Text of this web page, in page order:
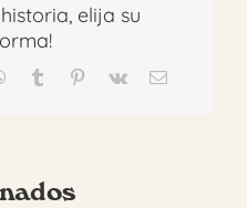
elija su
WhatsApp
Tumblr Pinterest
Vk
Correo